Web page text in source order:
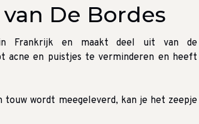
De Bordes
Frankrijk en maakt deel uit van de
acne en puistjes te verminderen en heeft
touw wordt meegeleverd, kan je het zeepje